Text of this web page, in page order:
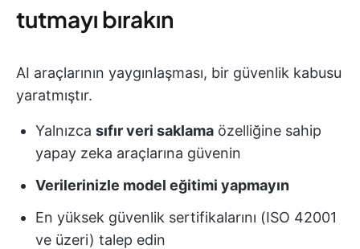
tutmayı bırakın
AI araçlarının yaygınlaşması, bir güvenlik kabusu
yaratmıştır.
Yalnızca sıfır veri saklama özelliğine sahip
yapay zeka araçlarına güvenin
Verilerinizle model eğitimi yapmayın
En yüksek güvenlik sertifikalarını (ISO 42001
ve üzeri) talep edin